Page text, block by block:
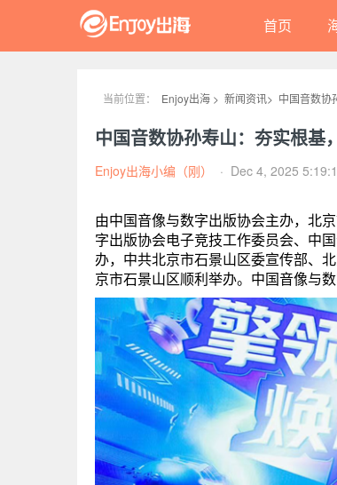
首页
当前位置： Enjoy出海 > 新闻资讯> 中国音数协
中国音数协孙寿山：夯实根基
Enjoy出海小编（刚） · Dec 4, 2025
由中国音像与数字出版协会主办，北
字出版协会电子竞技工作委员会、中
办，中共北京市石景山区委宣传部、
京市石景山区顺利举办。中国音像与